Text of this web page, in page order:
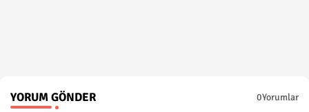
YORUM GÖNDER 0Yorumlar